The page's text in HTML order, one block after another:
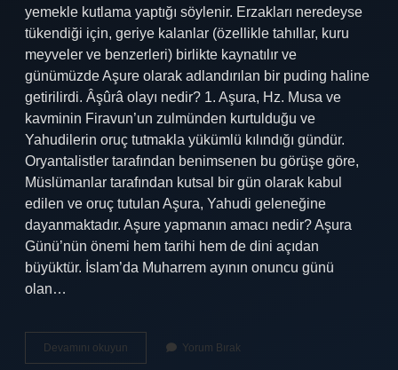
yemekle kutlama yaptığı söylenir. Erzakları neredeyse
tükendiği için, geriye kalanlar (özellikle tahıllar, kuru
meyveler ve benzerleri) birlikte kaynatılır ve
günümüzde Aşure olarak adlandırılan bir puding haline
getirilirdi. Âşûrâ olayı nedir? 1. Aşura, Hz. Musa ve
kavminin Firavun’un zulmünden kurtulduğu ve
Yahudilerin oruç tutmakla yükümlü kılındığı gündür.
Oryantalistler tarafından benimsenen bu görüşe göre,
Müslümanlar tarafından kutsal bir gün olarak kabul
edilen ve oruç tutulan Aşura, Yahudi geleneğine
dayanmaktadır. Aşure yapmanın amacı nedir? Aşura
Günü’nün önemi hem tarihi hem de dini açıdan
büyüktür. İslam’da Muharrem ayının onuncu günü
olan…
Devamını okuyun
Nedir
Yorum Bırak